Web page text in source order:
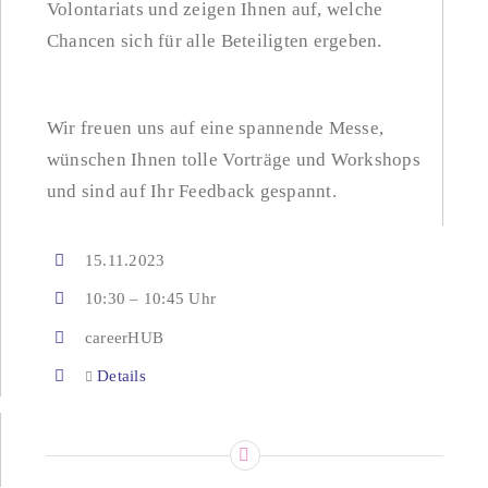
Volontariats und zeigen Ihnen auf, welche
Chancen sich für alle Beteiligten ergeben.
Wir freuen uns auf eine spannende Messe,
wünschen Ihnen tolle Vorträge und Workshops
und sind auf Ihr Feedback gespannt.
15.11.2023
10:30 – 10:45 Uhr
careerHUB
Details